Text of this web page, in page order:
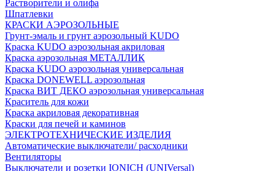
Растворители и олифа
Шпатлевки
КРАСКИ АЭРОЗОЛЬНЫЕ
Грунт-эмаль и грунт аэрозольный KUDO
Краска KUDO аэрозольная акриловая
Краска аэрозольная МЕТАЛЛИК
Краска KUDO аэрозольная универсальная
Краска DONEWELL аэрозольная
Краска ВИТ ДЕКО аэрозольная универсальная
Краситель для кожи
Краска акриловая декоративная
Краски для печей и каминов
ЭЛЕКТРОТЕХНИЧЕСКИЕ ИЗДЕЛИЯ
Автоматические выключатели/ расходники
Вентиляторы
Выключатели и розетки IONICH (UNIVersal)